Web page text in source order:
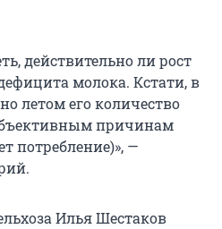
действительно ли рост
молока. Кстати, в
летом его количество
причинам
потребление)», —
Илья Шестаков